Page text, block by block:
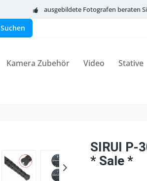
ausgebildete Fotografen beraten
Suchen
Kamera Zubehör Video Stative
SIRUI P-
* Sale *